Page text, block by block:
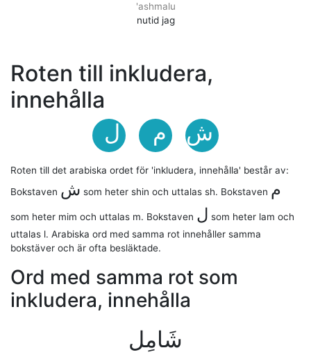
'ashmalu
nutid jag
Roten till inkludera,
innehålla
ﺵ ﻡ ﻝ
Roten till det arabiska ordet för 'inkludera, innehålla' består av:
Bokstaven ﺵ som heter shin och uttalas sh. Bokstaven ﻡ
som heter mim och uttalas m. Bokstaven ﻝ som heter lam och
uttalas l. Arabiska ord med samma rot innehåller samma
bokstäver och är ofta besläktade.
Ord med samma rot som
inkludera, innehålla
ﺷَﺎﻣِﻞ